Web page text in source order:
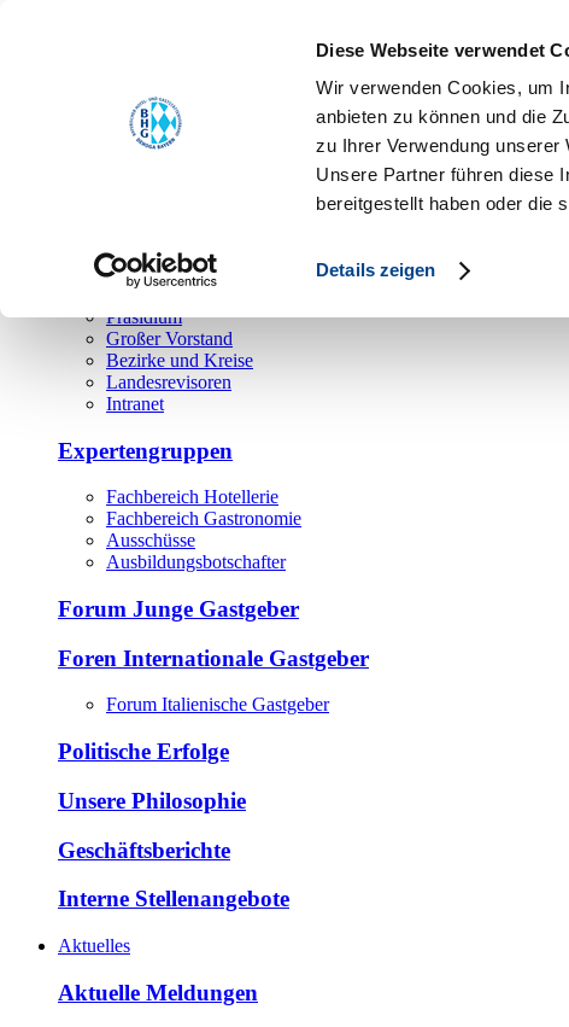
Diese Webseite verwendet
Wir verwenden Cookies, um
anbieten zu können und die
zu Ihrer Verwendung unserer
Unsere Partner führen diese
bereitgestellt haben oder die
Details zeigen
Hauptamt
Bezirks- und Regionalgeschäftsstellen
Ehrenamt
Präsidium
Großer Vorstand
Bezirke und Kreise
Landesrevisoren
Intranet
Expertengruppen
Fachbereich Hotellerie
Fachbereich Gastronomie
Ausschüsse
Ausbildungsbotschafter
Forum Junge Gastgeber
Foren Internationale Gastgeber
Forum Italienische Gastgeber
Politische Erfolge
Unsere Philosophie
Geschäftsberichte
Interne Stellenangebote
Aktuelles
Aktuelle Meldungen